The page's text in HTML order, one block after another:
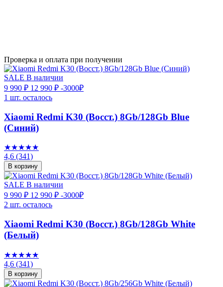
Проверка и оплата при получении
SALE В наличии
9 990 ₽ 12 990 ₽ -3000₽
1 шт. осталось
Xiaomi Redmi K30 (Восст.) 8Gb/128Gb Blue
(Синий)
★★★★★
4,6 (341)
В корзину
SALE В наличии
9 990 ₽ 12 990 ₽ -3000₽
2 шт. осталось
Xiaomi Redmi K30 (Восст.) 8Gb/128Gb White
(Белый)
★★★★★
4,6 (341)
В корзину